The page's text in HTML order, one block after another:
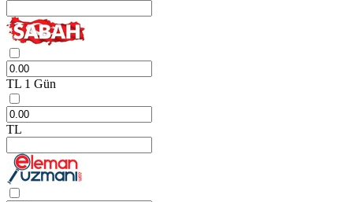
TL 1 Gün
TL